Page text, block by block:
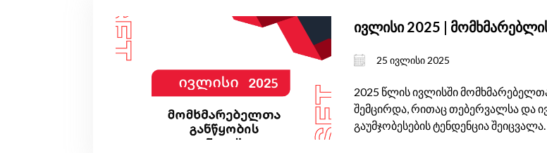
ივლისი 2025 |
25 ივლისი 2025
2025 წლის ივლისში მომხმარებელთა
შემცირდა, რითაც თებერვალსა და
გაუმჯობესების ტენდენცია შეიცვალა.